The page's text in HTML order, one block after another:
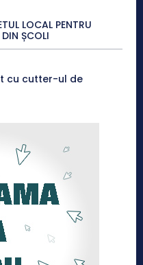
LOCAL PENTRU
ȘCOLI
cu cutter-ul de